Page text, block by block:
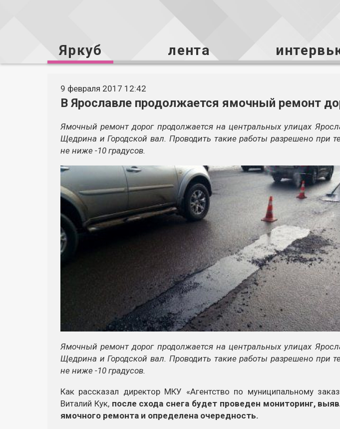
Яркуб лента
9 февраля 2017 12:42
В Ярославле продолжается ямочный ремонт
Ямочный ремонт дорог продолжается на центральных улицах
Щедрина и Городской вал. Проводить такие работы разрешено при
не ниже -10 градусов.
Ямочный ремонт дорог продолжается на центральных улицах
Щедрина и Городской вал. Проводить такие работы разрешено при
не ниже -10 градусов.
Как рассказал директор МКУ «Агентство по муниципальному
Виталий Кук, после схода снега будет проведен мониторинг,
ямочного ремонта и определена очередность.